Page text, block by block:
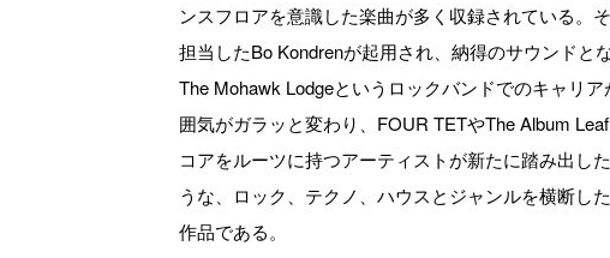
ンスフロアを意識した楽曲が多く収録されている。
担当したBo Kondrenが起用され、納得のサウンドとな
The Mohawk Lodgeというロックバンドでのキャリ
囲気がガラッと変わり、FOUR TETやThe Album
コアをルーツに持つアーティストが新たに踏み出し
うな、ロック、テクノ、ハウスとジャンルを横断し
作品である。